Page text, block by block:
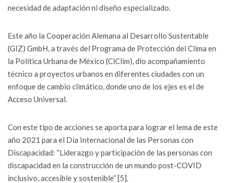
necesidad de adaptación ni diseño especializado.
Este año la Cooperación Alemana al Desarrollo Sustentable
(GIZ) GmbH, a través del Programa de Protección del Clima en
la Política Urbana de México (CiClim), dio acompañamiento
técnico a proyectos urbanos en diferentes ciudades con un
enfoque de cambio climático, donde uno de los ejes es el de
Acceso Universal.
Con este tipo de acciones se aporta para lograr el lema de este
año 2021 para el Día Internacional de las Personas con
Discapacidad: “Liderazgo y participación de las personas con
discapacidad en la construcción de un mundo post-COVID
inclusivo, accesible y sostenible” [5].